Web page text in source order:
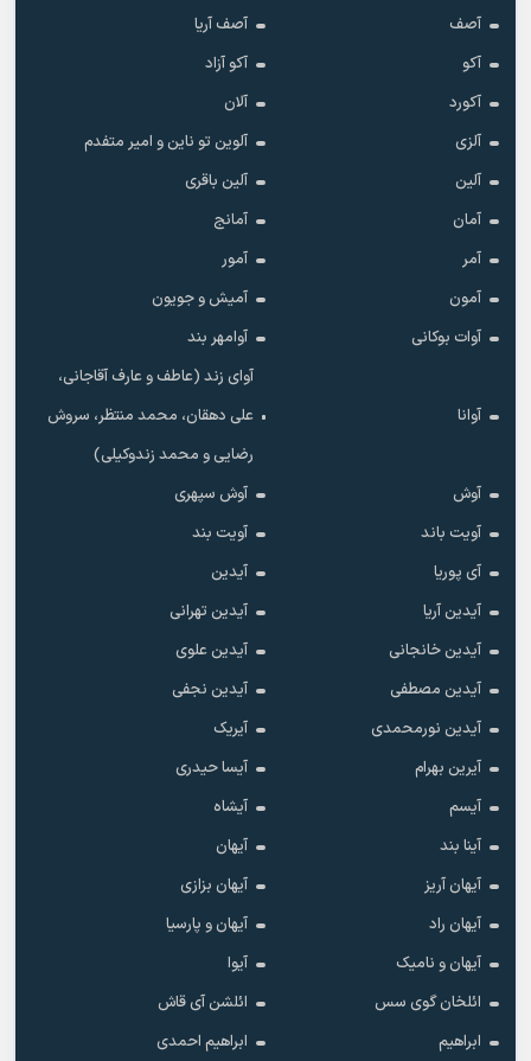
آصف
آصف آریا
آکو
آکو آزاد
آکورد
آلان
آلزی
آلوین تو ناین و امیر متفدم
آلین
آلین باقری
آمان
آمانج
آمر
آمور
آمون
آمیش و جویون
آوات بوکانی
آوامهر بند
آوانا
آوای زند (عاطف و عارف آقاجانی،
علی دهقان، محمد منتظر، سروش
رضایی و محمد زندوکیلی)
آوش
آوش سپهری
آویت باند
آویت بند
آی پوریا
آیدین
آیدین آریا
آیدین تهرانی
آیدین خانجانی
آیدین علوی
آیدین مصطفی
آیدین نجفی
آیدین نورمحمدی
آیریک
آیرین بهرام
آیسا حیدری
آیسم
آیشاه
آینا بند
آیهان
آیهان آریز
آیهان بزازی
آیهان راد
آیهان و پارسیا
آیهان و نامیک
آیوا
ائلخان گوی سس
ائلشن آی قاش
ابراهیم
ابراهیم احمدی